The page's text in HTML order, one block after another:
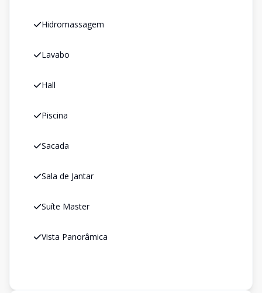
Hidromassagem
Lavabo
Hall
Piscina
Sacada
Sala de Jantar
Suíte Master
Vista Panorâmica